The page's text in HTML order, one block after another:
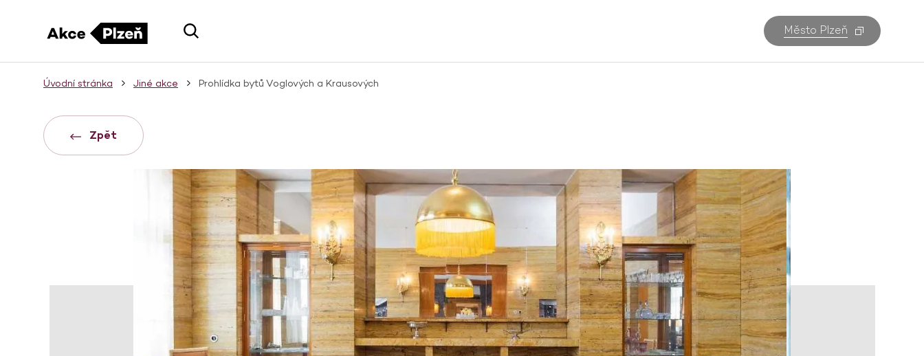
Město Plzeň
Úvodní stránka Jiné akce Prohlídka bytů Voglových a Krausových
Zpět